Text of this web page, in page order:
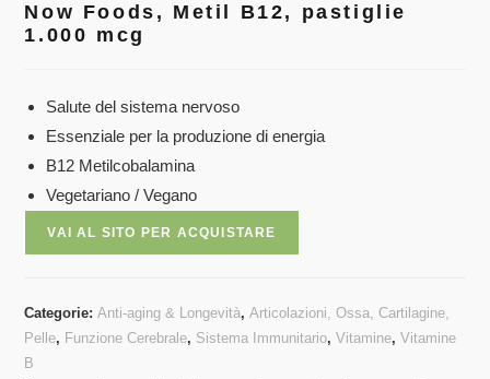
Now Foods, Metil B12, pastiglie
1.000 mcg
Salute del sistema nervoso
Essenziale per la produzione di energia
B12 Metilcobalamina
Vegetariano / Vegano
VAI AL SITO PER ACQUISTARE
Categorie:Anti-aging & Longevità,Articolazioni, Ossa, Cartilagine,
Pelle, Funzione Cerebrale, Sistema Immunitario,Vitamine,Vitamine
B